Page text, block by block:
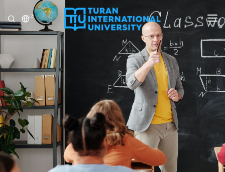
UZ
DASTURLAR
QABUL
TADQIQOT
XALQARO ALOQALAR
YANGILIKLAR